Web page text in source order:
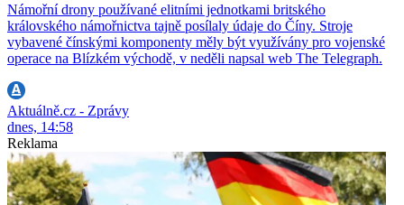
Námořní drony používané elitními jednotkami britského
královského námořnictva tajně posílaly údaje do Číny. Stroje
vybavené čínskými komponenty měly být využívány pro vojenské
operace na Blízkém východě, v neděli napsal web The Telegraph.
Aktuálně.cz - Zprávy
dnes, 14:58
Reklama